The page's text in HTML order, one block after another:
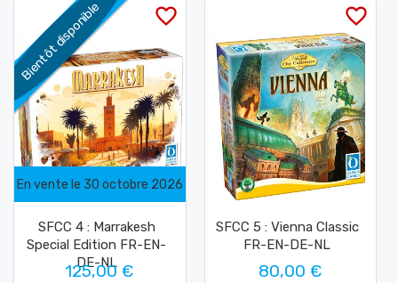
favorite_border
Bientôt disponible
En vente le 30 octobre 2026
SFCC 4 : Marrakesh
Special Edition FR-EN-
DE-NL
125,00 €
favorite_border
SFCC 5 : Vienna Classic
FR-EN-DE-NL
80,00 €